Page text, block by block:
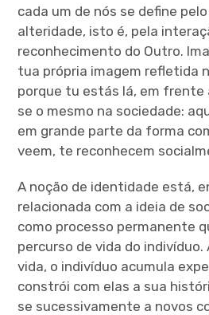
cada um de nós se define
alteridade, isto é, pela
reconhecimento do Outro.
tua própria imagem refletida
porque tu estás lá, em frente
se o mesmo na sociedade:
em grande parte da forma
veem, te reconhecem
A noção de identidade está,
relacionada com a ideia de
como processo permanente
percurso de vida do indivíduo.
vida, o indivíduo acumula
constrói com elas a sua
se sucessivamente a novos